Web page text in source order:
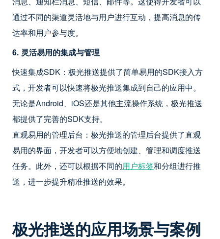
通过不同的渠道灵活地与用户进行互动，提高消息的传
达率和用户参与度。
6. 灵活易用的集成与管理
快速集成SDK：极光推送提供了简单易用的SDK接入方
式，开发者可以快速将极光推送集成到自己的应用中。
无论是Android、iOS还是其他主流操作系统，极光推送
都提供了完善的SDK支持。
直观易用的管理后台：极光推送的管理后台提供了直观
易用的界面，开发者可以方便地创建、管理和调度推送
任务。此外，还可以根据不同的用户标签和分组进行推
送，进一步提升精准推送的效果。
极光推送的应用场景与案例